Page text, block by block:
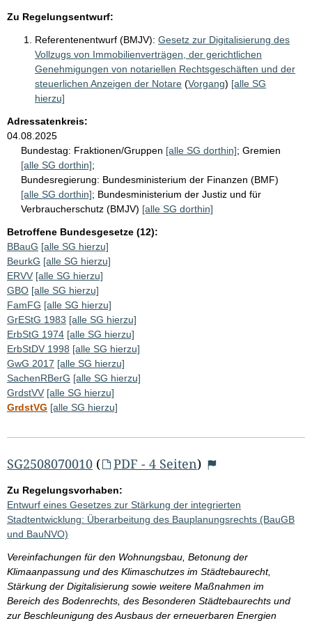
Zu Regelungsentwurf:
Referentenentwurf (BMJV): Gesetz zur Digitalisierung des
Vollzugs von Immobilienverträgen, der gerichtlichen
Genehmigungen von notariellen Rechtsgeschäften und der
steuerlichen Anzeigen der Notare (Vorgang) [alle SG
hierzu]
Adressatenkreis:
04.08.2025
Bundestag: Fraktionen/Gruppen [alle SG dorthin]; Gremien
[alle SG dorthin];
Bundesregierung: Bundesministerium der Finanzen (BMF)
[alle SG dorthin]; Bundesministerium der Justiz und für
Verbraucherschutz (BMJV) [alle SG dorthin]
Betroffene Bundesgesetze (12):
BBauG [alle SG hierzu]
BeurkG [alle SG hierzu]
ERVV [alle SG hierzu]
GBO [alle SG hierzu]
FamFG [alle SG hierzu]
GrEStG 1983 [alle SG hierzu]
ErbStG 1974 [alle SG hierzu]
ErbStDV 1998 [alle SG hierzu]
GwG 2017 [alle SG hierzu]
SachenRBerG [alle SG hierzu]
GrdstVV [alle SG hierzu]
GrdstVG [alle SG hierzu]
SG2508070010 ( PDF - 4 Seiten)
Zu Regelungsvorhaben:
Entwurf eines Gesetzes zur Stärkung der integrierten
Stadtentwicklung: Überarbeitung des Bauplanungsrechts (BauGB
und BauNVO)
Vereinfachungen für den Wohnungsbau, Betonung der
Klimaanpassung und des Klimaschutzes im Städtebaurecht,
Stärkung der Digitalisierung sowie weitere Maßnahmen im
Bereich des Bodenrechts, des Besonderen Städtebaurechts und
zur Beschleunigung des Ausbaus der erneuerbaren Energien